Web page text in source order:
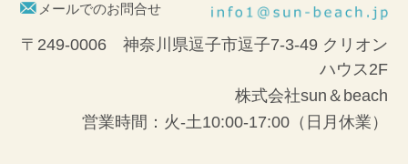
メールでのお問合せ
〒249-0006 神奈川県逗子市逗子7-3-49 クリオン
ハウス2F
株式会社sun＆beach
営業時間：火-土10:00-17:00（日月休業）